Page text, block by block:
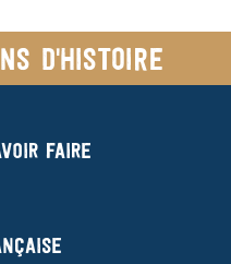
d'histoire
faire